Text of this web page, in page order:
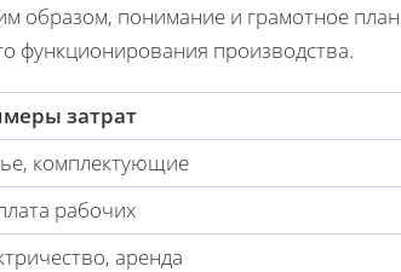
образом, понимание и грамотное
функционирования производства.
затрат
комплектующие
рабочих
аренда